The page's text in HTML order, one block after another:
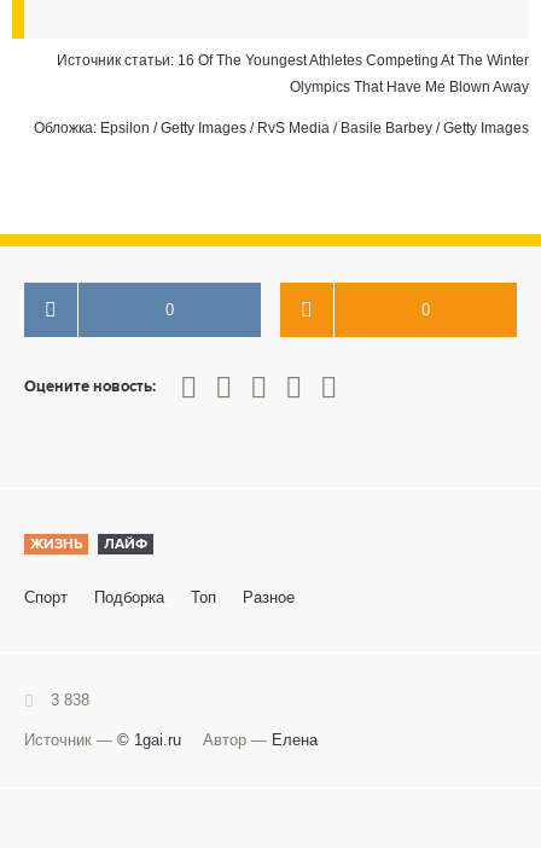
Источник статьи: 16 Of The Youngest Athletes Competing At The Winter
Olympics That Have Me Blown Away
Обложка: Epsilon / Getty Images / RvS Media / Basile Barbey / Getty Images
0 0
Оцените новость:
0
1 2 3 4 5
ЖИЗНЬ ЛАЙФ
Спорт Подборка Топ Разное
3 838
Источник — © 1gai.ru Автор — Елена